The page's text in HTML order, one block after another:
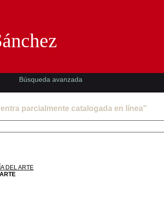
parcialmente catalogada en línea"
DEL ARTE
Búsqueda avanzada